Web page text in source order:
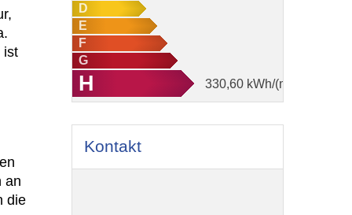
ist
an
die
D
E
F
G
H 330,60 kWh/(m²·a)
Kontakt